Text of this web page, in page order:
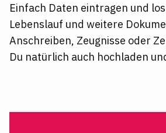
Einfach Daten eintragen und los
Lebenslauf und weitere
Anschreiben, Zeugnisse oder
Du natürlich auch hochladen